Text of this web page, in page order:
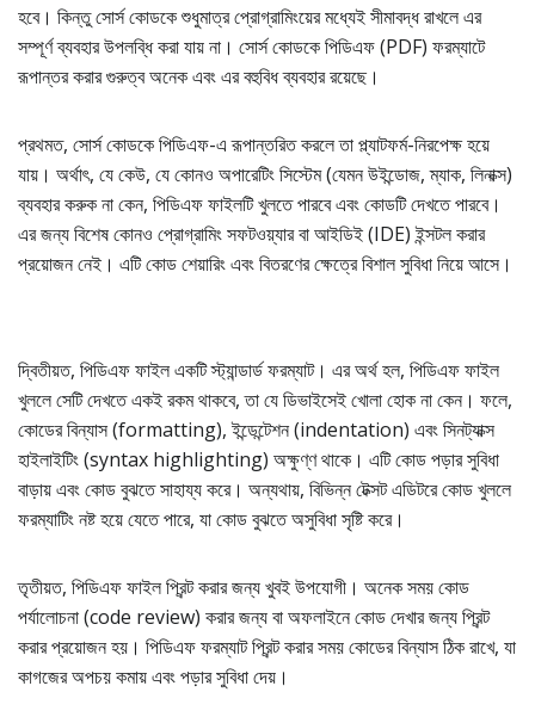
হবে। কিন্তু সোর্স কোডকে শুধুমাত্র প্রোগ্রামিংয়ের মধ্যেই সীমাবদ্ধ রাখলে এর
সম্পূর্ণ ব্যবহার উপলব্ধি করা যায় না। সোর্স কোডকে পিডিএফ (PDF) ফরম্যাটে
রূপান্তর করার গুরুত্ব অনেক এবং এর বহুবিধ ব্যবহার রয়েছে।
প্রথমত, সোর্স কোডকে পিডিএফ-এ রূপান্তরিত করলে তা প্ল্যাটফর্ম-নিরপেক্ষ হয়ে
যায়। অর্থাৎ, যে কেউ, যে কোনও অপারেটিং সিস্টেম (যেমন উইন্ডোজ, ম্যাক, লিনাক্স)
ব্যবহার করুক না কেন, পিডিএফ ফাইলটি খুলতে পারবে এবং কোডটি দেখতে পারবে।
এর জন্য বিশেষ কোনও প্রোগ্রামিং সফটওয়্যার বা আইডিই (IDE) ইন্সটল করার
প্রয়োজন নেই। এটি কোড শেয়ারিং এবং বিতরণের ক্ষেত্রে বিশাল সুবিধা নিয়ে আসে।
দ্বিতীয়ত, পিডিএফ ফাইল একটি স্ট্যান্ডার্ড ফরম্যাট। এর অর্থ হল, পিডিএফ ফাইল
খুললে সেটি দেখতে একই রকম থাকবে, তা যে ডিভাইসেই খোলা হোক না কেন। ফলে,
কোডের বিন্যাস (formatting), ইন্ডেন্টেশন (indentation) এবং সিনট্যাক্স
হাইলাইটিং (syntax highlighting) অক্ষুণ্ণ থাকে। এটি কোড পড়ার সুবিধা
বাড়ায় এবং কোড বুঝতে সাহায্য করে। অন্যথায়, বিভিন্ন টেক্সট এডিটরে কোড খুললে
ফরম্যাটিং নষ্ট হয়ে যেতে পারে, যা কোড বুঝতে অসুবিধা সৃষ্টি করে।
তৃতীয়ত, পিডিএফ ফাইল প্রিন্ট করার জন্য খুবই উপযোগী। অনেক সময় কোড
পর্যালোচনা (code review) করার জন্য বা অফলাইনে কোড দেখার জন্য প্রিন্ট
করার প্রয়োজন হয়। পিডিএফ ফরম্যাট প্রিন্ট করার সময় কোডের বিন্যাস ঠিক রাখে, যা
কাগজের অপচয় কমায় এবং পড়ার সুবিধা দেয়।